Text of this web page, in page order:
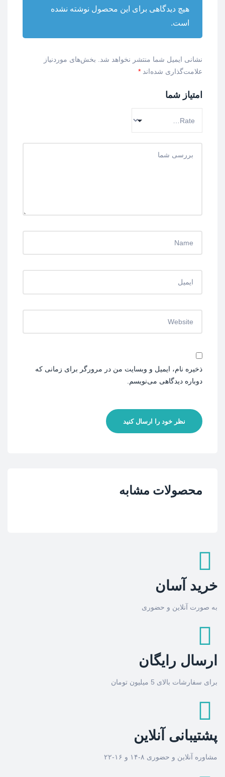
هیچ دیدگاهی برای این محصول نوشته نشده
است.
نشانی ایمیل شما منتشر نخواهد شد. بخش‌های موردنیاز
علامت‌گذاری شده‌اند *
امتیاز شما
ذخیره نام، ایمیل و وبسایت من در مرورگر برای زمانی که
دوباره دیدگاهی می‌نویسم.
نظر خود را ارسال کنید
محصولات مشابه
خرید آسان
به صورت آنلاین و حضوری
ارسال رایگان
برای سفارشات بالای 5 میلیون تومان
پشتیبانی آنلاین
مشاوره آنلاین و حضوری ۸-۱۴ و ۱۶-۲۲